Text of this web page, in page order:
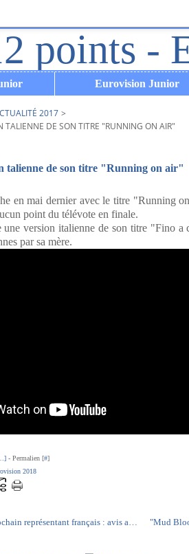
Eurovision Junior
2017 >
TALIENNE DE SON TITRE "RUNNING ON AIR"
talienne de son titre "Running on air"
en mai dernier avec le titre "Running
point du télévote en finale.
version italienne de son titre "Fino a
par sa mère.
] - Permalien [#]
2018
France 2 lance un casting pour le prochain représentant français : avis aux amateurs